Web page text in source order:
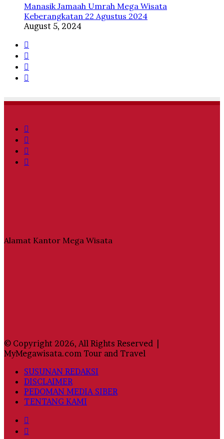
Manasik Jamaah Umrah Mega Wisata
Keberangkatan 22 Agustus 2024
August 5, 2024
Alamat Kantor Mega Wisata
© Copyright 2026, All Rights Reserved |
MyMegawisata.com Tour and Travel
SUSUNAN REDAKSI
DISCLAIMER
PEDOMAN MEDIA SIBER
TENTANG KAMI